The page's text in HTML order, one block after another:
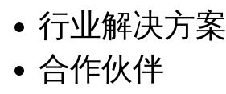
行业解决方案
合作伙伴